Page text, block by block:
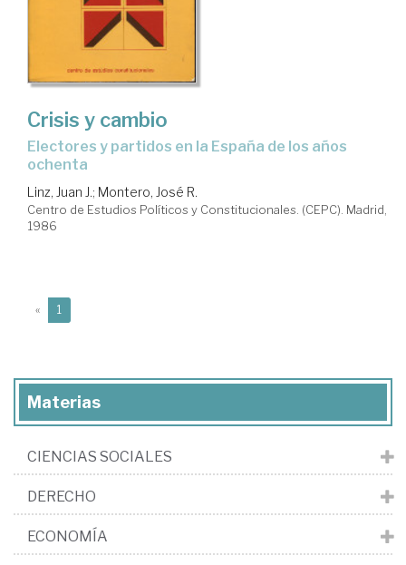
Crisis y cambio
electores y partidos en la España de los años
ochenta
Linz, Juan J.; Montero, José R.
Centro de Estudios Políticos y Constitucionales. (CEPC). Madrid,
1986
« 1
Materias
CIENCIAS SOCIALES
DERECHO
ECONOMÍA